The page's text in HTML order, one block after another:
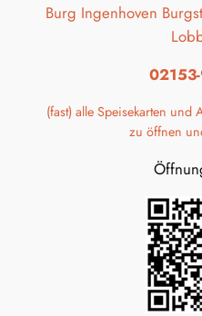
Burg Ingenhoven
(fast) alle Speisekarten
zu öffnen